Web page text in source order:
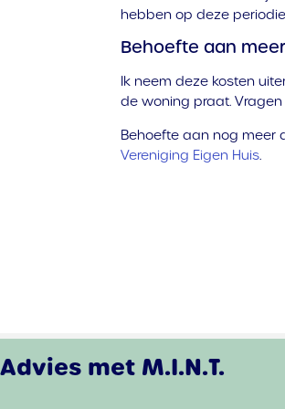
hebben op deze
Behoefte aan
Ik neem deze kosten
de woning praat.
Behoefte aan nog meer
Vereniging Eigen Huis.
Advies met M.I.N.T.